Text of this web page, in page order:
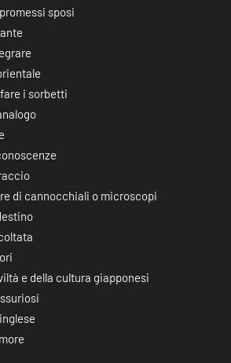
sposi
i sorbetti
di cannocchiali o microscopi
e della cultura giapponesi